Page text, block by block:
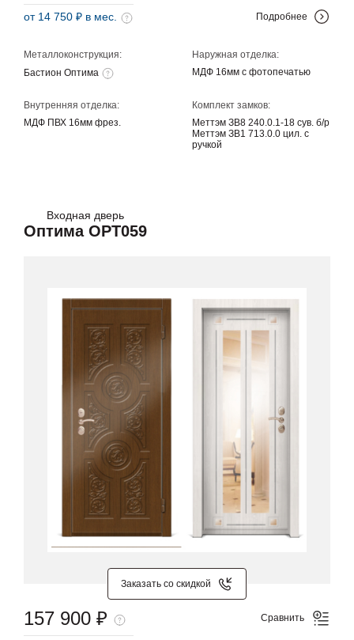
Металлоконструкция:
Бастион Оптима
Наружная отделка:
МДФ 16мм с фотопечатью
Внутренняя отделка:
МДФ ПВХ 16мм фрез.
Комплект замков:
Меттэм ЗВ8 240.0.1-18 сув. б/р
Меттэм ЗВ1 713.0.0 цил. с
ручкой
от 14 750 ₽ в мес. Подробнее
Входная дверь
Оптима OPT059
Заказать со скидкой
157 900 ₽ Сравнить